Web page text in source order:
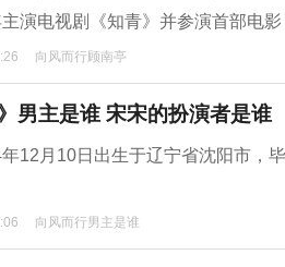
演电视剧《知青》并参演首部电影
向风而行顾南亭
男主是谁 宋宋的扮演者是谁
12月10日出生于辽宁省沈阳市，
向风而行男主是谁